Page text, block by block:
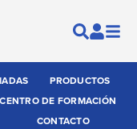
PRODUCTOS
CENTRO DE FORMACIÓN
CONTACTO